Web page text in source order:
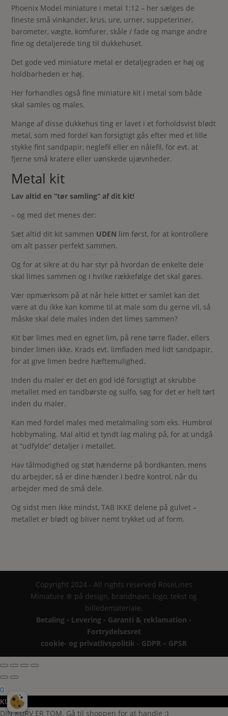
Phoenix Model miniature i metal 1:12 – her sælges de
fineste små vinkander, krus, ure, urner, suppeteriner,
barometer, vægte, komfurer, skåle / fade og mange andre
fine og detaljerede ting til dukkehuset.
Det gode ved miniature metal er detaljegraden er høj og
holdbarheden er høj.
Her forhandles også fine miniature kit i metal som både
skal samles og males.
Mange af disse dukkehus ting er lavet i et forholdsvist blødt
metal, som med fordel kan forsigtigt gås efter med et lille
stykke fint sandpapir, neglefil eller en nålefil, for evt. at
fjerne små kratere eller uønskede ujævnheder.
Metal kit
Lav altid en “tør samling” af dit kit!
– og med det menes der:
Sæt altid dit kit sammen UDEN lim først, for at kontrollere
om alt passer perfekt sammen.
Og for at sikre at du har styr på hvordan de enkelte dele
skal limes sammen og i hvilke rækkefølge det skal gøres.
Vær opmærksom på at når hele kittet er samlet kan det
være at du ikke kan komme til at male som du gerne vil, så
måske skal dele males inden det limes sammen?
Kit bør limes med en egnet lim, på rene tørre flader, ellers
binder limen ikke. Krads evt. limfladen med lidt sandpapir,
for at give limen bedre hæftemulighed.
Inden du maler er det en god idé forsigtigt at skrubbe
metallet med en tandbørste og sulfo, søg for det er helt tørt
inden du maler.
Kan med fordel males med metalmaling som eks. Humbrol
hobbymaling. Mal altid et tyndt lag maling på, for at undgå
at “udfylde” detaljer i metallet.
Hav tålmodighed og støt hænderne på bordkanten, mens
du arbejder, så er dine hænder i bedre kontrol, når du
arbejder med de små dele.
Og sidst men ikke mindst, TAB IKKE delene på gulvet –
metallet er blødt og bliver nemt trykket ud af form.
Copyright 2024 - All rights reserved RoseLines
Miniature ® på design, brandnavn, logo, tekst og
billedemateriale.
Betaling - Levering - Garanti & reklamation -
Fortrydelsesret
cookie- og privatlivspolitik - GDPR – GPSR
0
KURV
DIN KURV ER TOM. Gå til shoppen for at handle :)